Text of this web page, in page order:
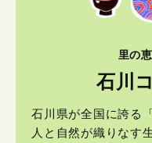
里の
石川
石川県が全国に誇る
人と自然が織りなす